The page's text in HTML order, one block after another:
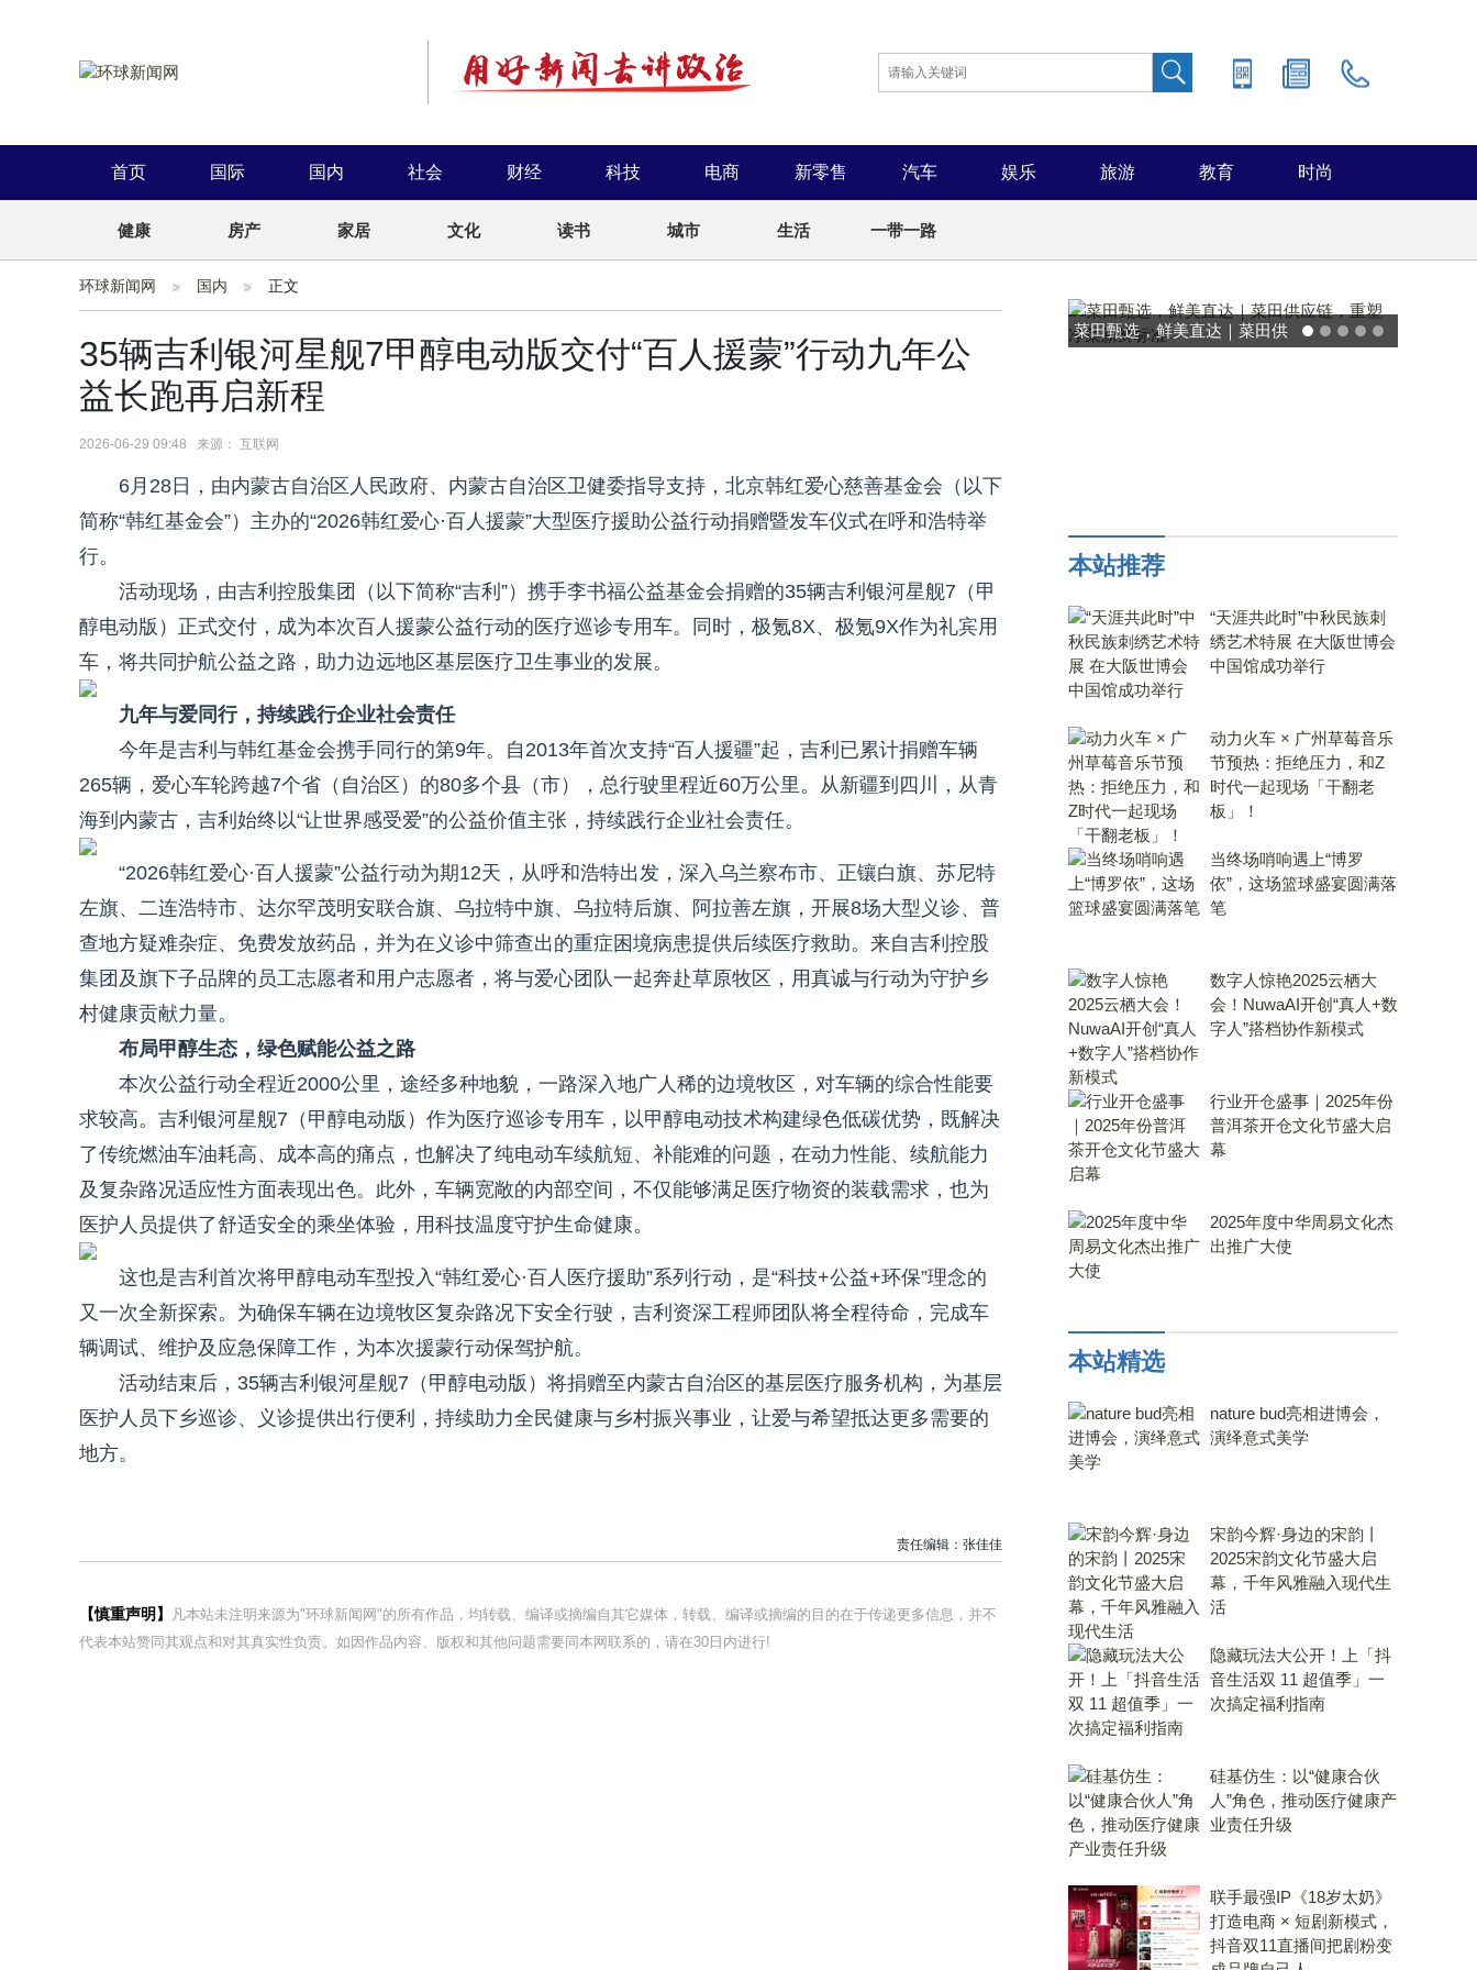
首页 国际 国内 社会 财经 科技 电商 新零售 汽车 娱乐 旅游 教育 时尚
健康 房产 家居 文化 读书 城市 生活 一带一路
环球新闻网 国内 正文
35辆吉利银河星舰7甲醇电动版交付“百人援蒙”行动九年公
益长跑再启新程
2026-06-29 09:48 来源： 互联网
6月28日，由内蒙古自治区人民政府、内蒙古自治区卫健委指导支持，北京韩红爱心慈善基金会（以下
简称“韩红基金会”）主办的“2026韩红爱心·百人援蒙”大型医疗援助公益行动捐赠暨发车仪式在呼和浩特举
行。
活动现场，由吉利控股集团（以下简称“吉利”）携手李书福公益基金会捐赠的35辆吉利银河星舰7（甲
醇电动版）正式交付，成为本次百人援蒙公益行动的医疗巡诊专用车。同时，极氪8X、极氪9X作为礼宾用
车，将共同护航公益之路，助力边远地区基层医疗卫生事业的发展。
九年与爱同行，持续践行企业社会责任
今年是吉利与韩红基金会携手同行的第9年。自2013年首次支持“百人援疆”起，吉利已累计捐赠车辆
265辆，爱心车轮跨越7个省（自治区）的80多个县（市），总行驶里程近60万公里。从新疆到四川，从青
海到内蒙古，吉利始终以“让世界感受爱”的公益价值主张，持续践行企业社会责任。
“2026韩红爱心·百人援蒙”公益行动为期12天，从呼和浩特出发，深入乌兰察布市、正镶白旗、苏尼特
左旗、二连浩特市、达尔罕茂明安联合旗、乌拉特中旗、乌拉特后旗、阿拉善左旗，开展8场大型义诊、普
查地方疑难杂症、免费发放药品，并为在义诊中筛查出的重症困境病患提供后续医疗救助。来自吉利控股
集团及旗下子品牌的员工志愿者和用户志愿者，将与爱心团队一起奔赴草原牧区，用真诚与行动为守护乡
村健康贡献力量。
布局甲醇生态，绿色赋能公益之路
本次公益行动全程近2000公里，途经多种地貌，一路深入地广人稀的边境牧区，对车辆的综合性能要
求较高。吉利银河星舰7（甲醇电动版）作为医疗巡诊专用车，以甲醇电动技术构建绿色低碳优势，既解决
了传统燃油车油耗高、成本高的痛点，也解决了纯电动车续航短、补能难的问题，在动力性能、续航能力
及复杂路况适应性方面表现出色。此外，车辆宽敞的内部空间，不仅能够满足医疗物资的装载需求，也为
医护人员提供了舒适安全的乘坐体验，用科技温度守护生命健康。
这也是吉利首次将甲醇电动车型投入“韩红爱心·百人医疗援助”系列行动，是“科技+公益+环保”理念的
又一次全新探索。为确保车辆在边境牧区复杂路况下安全行驶，吉利资深工程师团队将全程待命，完成车
辆调试、维护及应急保障工作，为本次援蒙行动保驾护航。
活动结束后，35辆吉利银河星舰7（甲醇电动版）将捐赠至内蒙古自治区的基层医疗服务机构，为基层
医护人员下乡巡诊、义诊提供出行便利，持续助力全民健康与乡村振兴事业，让爱与希望抵达更多需要的
地方。
责任编辑：张佳佳
【慎重声明】
凡本站未注明来源为"环球新闻网"的所有作品，均转载、编译或摘编自其它媒体，转载、编译或摘编的目的在于传递更多信息，并不
代表本站赞同其观点和对其真实性负责。如因作品内容、版权和其他问题需要同本网联系的，请在30日内进行!
菜田甄选，鲜美直达｜菜田供
本站推荐
“天涯共此时”中秋民族刺
绣艺术特展 在大阪世博会
中国馆成功举行
动力火车 × 广州草莓音乐
节预热：拒绝压力，和Z
时代一起现场「干翻老
板」！
当终场哨响遇上“博罗
依”，这场篮球盛宴圆满落
笔
数字人惊艳2025云栖大
会！NuwaAI开创“真人+数
字人”搭档协作新模式
行业开仓盛事｜2025年份
普洱茶开仓文化节盛大启
幕
2025年度中华周易文化杰
出推广大使
本站精选
nature bud亮相进博会，
演绎意式美学
宋韵今辉·身边的宋韵丨
2025宋韵文化节盛大启
幕，千年风雅融入现代生
活
隐藏玩法大公开！上「抖
音生活双 11 超值季」一
次搞定福利指南
硅基仿生：以“健康合伙
人”角色，推动医疗健康产
业责任升级
联手最强IP《18岁太奶》
打造电商 × 短剧新模式，
抖音双11直播间把剧粉变